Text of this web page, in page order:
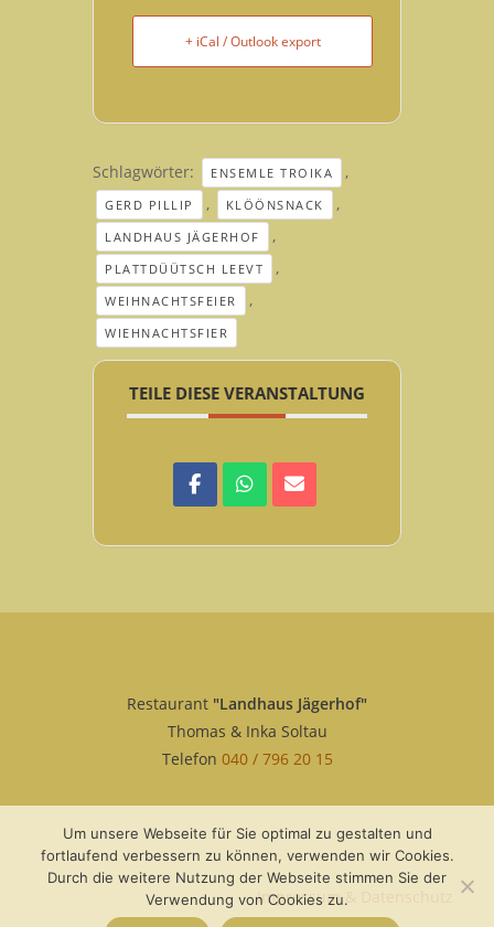
+ iCal / Outlook export
Schlagwörter: ENSEMLE TROIKA ,
GERD PILLIP , KLÖÖNSNACK ,
LANDHAUS JÄGERHOF ,
PLATTDÜÜTSCH LEEVT ,
WEIHNACHTSFEIER ,
WIEHNACHTSFIER
TEILE DIESE VERANSTALTUNG
Restaurant "Landhaus Jägerhof"
Thomas & Inka Soltau
Telefon 040 / 796 20 15
Impressum & Datenschutz
Um unsere Webseite für Sie optimal zu gestalten und
fortlaufend verbessern zu können, verwenden wir Cookies.
Durch die weitere Nutzung der Webseite stimmen Sie der
Verwendung von Cookies zu.